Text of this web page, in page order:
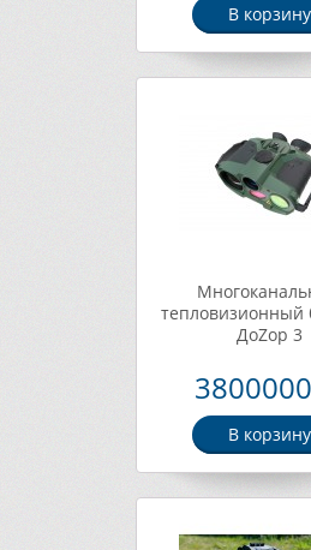
В корзину
тепловизионный
ДоZор 3
В корзину